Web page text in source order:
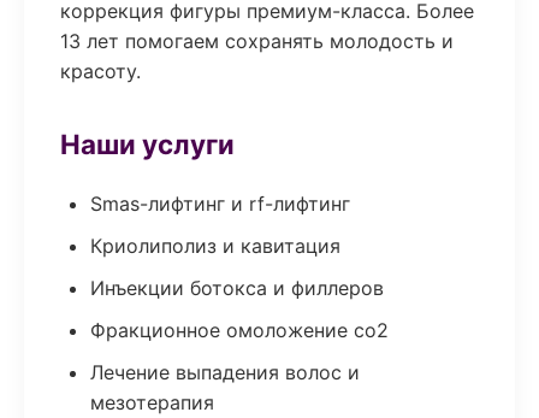
коррекция фигуры премиум-класса. Более
13 лет помогаем сохранять молодость и
красоту.
Наши услуги
Smas-лифтинг и rf-лифтинг
Криолиполиз и кавитация
Инъекции ботокса и филлеров
Фракционное омоложение co2
Лечение выпадения волос и
мезотерапия